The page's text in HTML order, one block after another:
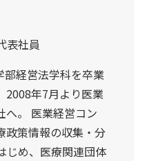
表社員
経営法学科を卒業
2008年7月より医業
へ。 医業経営コン
政策情報の収集・分
じめ、医療関連団体